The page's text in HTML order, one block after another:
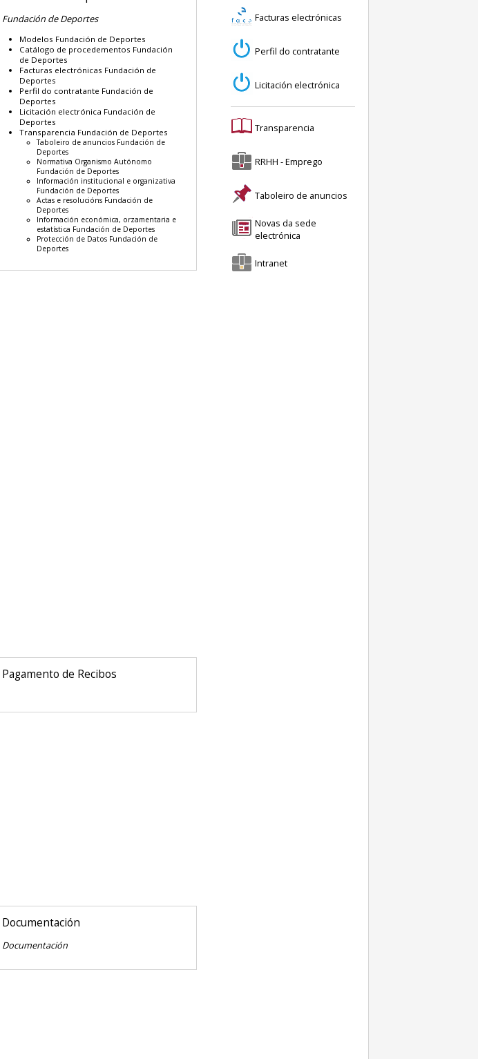
Fundación de Deportes
Modelos Fundación de Deportes
Catálogo de procedementos Fundación
de Deportes
Facturas electrónicas Fundación de
Deportes
Perfil do contratante Fundación de
Deportes
Licitación electrónica Fundación de
Deportes
Transparencia Fundación de Deportes
Taboleiro de anuncios Fundación de
Deportes
Normativa Organismo Autónomo
Fundación de Deportes
Información institucional e organizativa
Fundación de Deportes
Actas e resolucións Fundación de
Deportes
Información económica, orzamentaria e
estatística Fundación de Deportes
Protección de Datos Fundación de
Deportes
Pagamento de Recibos
Documentación
Documentación
Facturas electrónicas
Perfil do contratante
Licitación electrónica
Transparencia
RRHH - Emprego
Taboleiro de anuncios
Novas da sede
electrónica
Intranet